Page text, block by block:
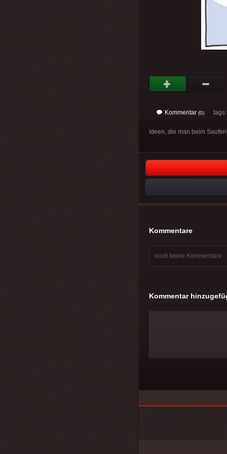
Kommentar (0)
Ideen, die man beim
Kommentare
noch keine Kommentare
Kommentar